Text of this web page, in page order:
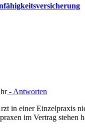
- Antworten
in einer Einzelpraxis
im Vertrag